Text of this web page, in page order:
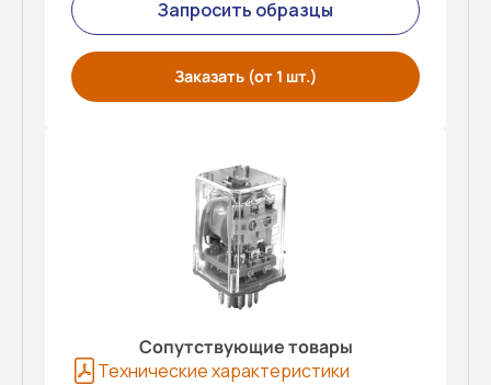
Запросить образцы
Заказать (от 1 шт.)
Сопутствующие товары
Технические характеристики